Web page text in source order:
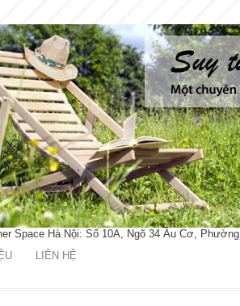
Space Hà Nội: Số 10A, Ngõ 34 Âu Cơ,
LIÊN HỆ